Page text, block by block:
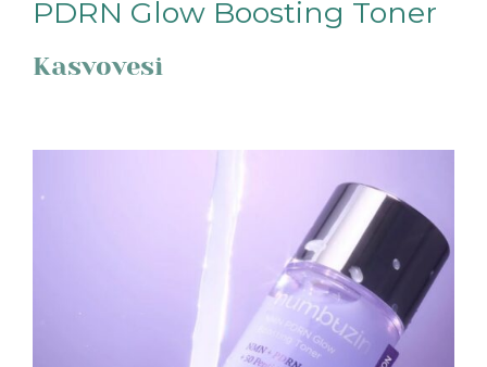
PDRN Glow Boosting Toner
Kasvovesi